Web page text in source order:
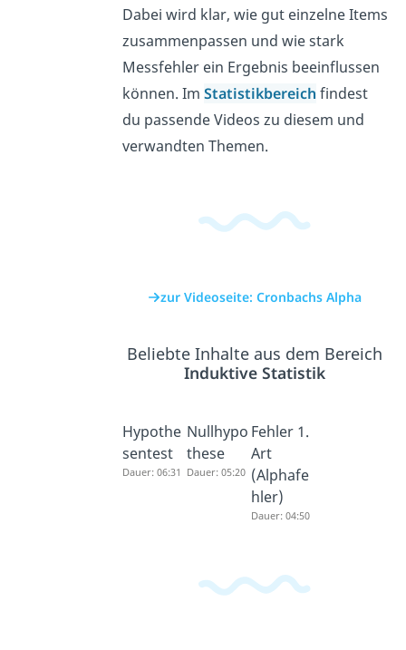
Dabei wird klar, wie gut einzelne Items
zusammenpassen und wie stark
Messfehler ein Ergebnis beeinflussen
können. Im Statistikbereich findest
du passende Videos zu diesem und
verwandten Themen.
zur Videoseite: Cronbachs Alpha
Beliebte Inhalte aus dem Bereich
Induktive Statistik
Hypothe
sentest
Dauer: 06:31
Nullhypo
these
Dauer: 05:20
Fehler 1.
Art
(Alphafe
hler)
Dauer: 04:50